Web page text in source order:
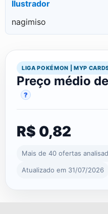
Ilustrador
nagimiso
LIGA POKÉMON | MYP
Preço médio
?
R$ 0,82
Mais de 40 ofertas
Atualizado em 31/07/2026